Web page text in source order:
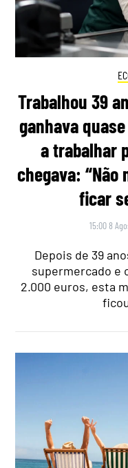
Trabalhou 39
ganhava
a trabalhar
chegava: “Não
ficar
15:00 8
Depois de 39
supermercado e
2.000 euros, esta